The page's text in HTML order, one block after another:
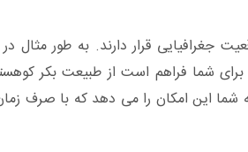
قرار دارند. به طور مثال در
برای شما فراهم است از طبیعت بکر
این امکان را می دهد که با صرف